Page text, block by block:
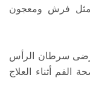
مثل فرش ومعجون
سرطان الرأس
الفم أثناء العلاج